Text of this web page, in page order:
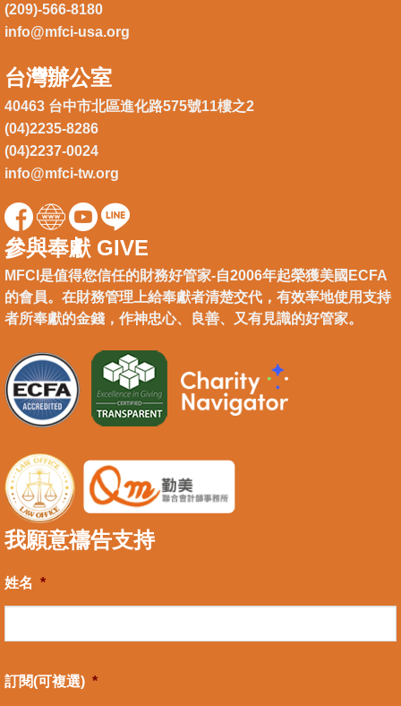
(209)-566-8180
info@mfci-usa.org
台灣辦公室
40463 台中市北區進化路575號11樓之2
(04)2235-8286
(04)2237-0024
info@mfci-tw.org
參與奉獻 GIVE
MFCI是值得您信任的財務好管家-自2006年起榮獲美國ECFA
的會員。在財務管理上給奉獻者清楚交代，有效率地使用支持
者所奉獻的金錢，作神忠心、良善、又有見識的好管家。
我願意禱告支持
姓名 *
訂閱(可複選) *